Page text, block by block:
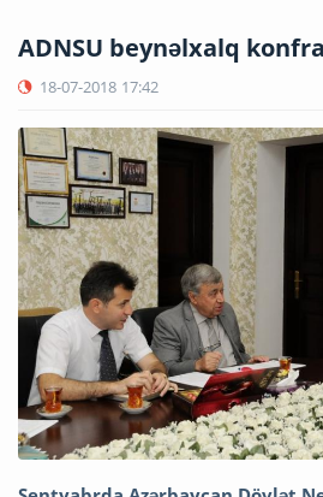
ADNSU beynəlxalq
18-07-2018 17:42